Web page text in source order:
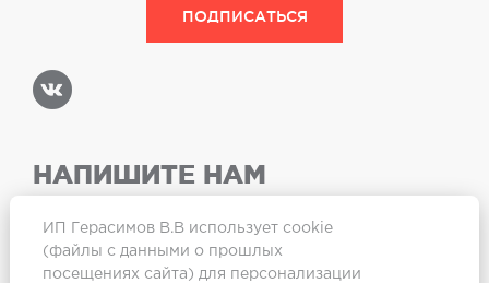
НАПИШИТЕ НАМ
ИП Герасимов В.В использует cookie
(файлы с данными о прошлых
посещениях сайта) для персонализации